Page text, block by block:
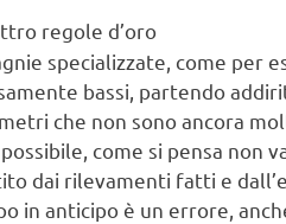
regole d’oro
specializzate, come per
bassi, partendo
che non sono ancora
come si pensa non
dai rilevamenti fatti e
in anticipo è un errore,